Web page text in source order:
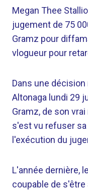
Megan Thee
jugement de 75
Gramz pour
vlogueur pour
Dans une décision
Altonaga lundi 29
Gramz, de son
s'est vu refuser
l'exécution du
L'année dernière,
coupable de